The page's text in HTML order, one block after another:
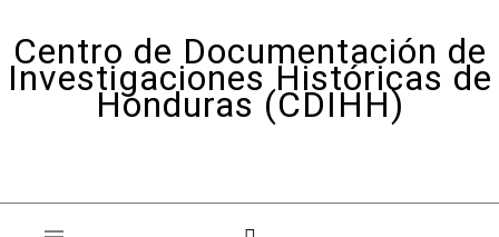
Centro de Documentación de
Investigaciones Históricas de
Honduras (CDIHH)